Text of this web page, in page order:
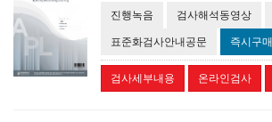
진행녹음 검사해석동영상
표준화검사안내공문 즉시구매
검사세부내용 온라인검사